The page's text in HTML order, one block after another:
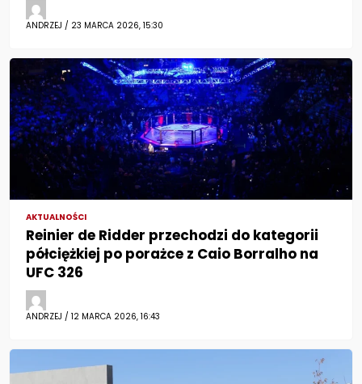
ANDRZEJ / 23 MARCA 2026, 15:30
AKTUALNOŚCI
Reinier de Ridder przechodzi do kategorii
półciężkiej po porażce z Caio Borralho na
UFC 326
ANDRZEJ / 12 MARCA 2026, 16:43